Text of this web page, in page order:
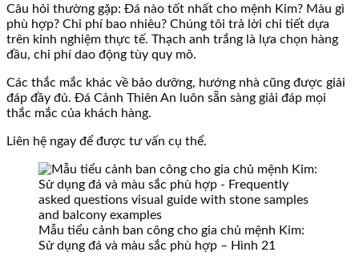
Câu hỏi thường gặp: Đá nào tốt nhất cho mệnh Kim? Màu gì
phù hợp? Chi phí bao nhiêu? Chúng tôi trả lời chi tiết dựa
trên kinh nghiệm thực tế. Thạch anh trắng là lựa chọn hàng
đầu, chi phí dao động tùy quy mô.
Các thắc mắc khác về bảo dưỡng, hướng nhà cũng được giải
đáp đầy đủ. Đá Cảnh Thiên An luôn sẵn sàng giải đáp mọi
thắc mắc của khách hàng.
Liên hệ ngay để được tư vấn cụ thể.
Mẫu tiểu cảnh ban công cho gia chủ mệnh Kim:
Sử dụng đá và màu sắc phù hợp – Hình 21